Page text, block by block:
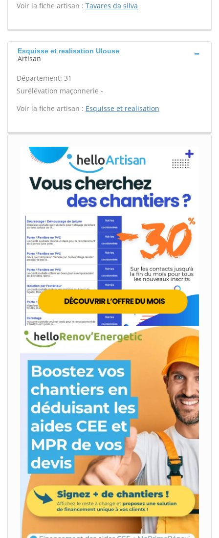
Voir la fiche artisan : Tavares da silva
Esquisse et realisation Ulouse
Artisan
Département: 31
Surélévation maçonnerie -
Voir la fiche artisan : Esquisse et realisation